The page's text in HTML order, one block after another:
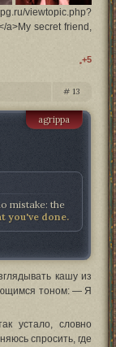
viewtopic.php?
a>My secret friend,
+5
13
agrippa
mistake: the
you've done.
кашу из
тоном: — Я
устало, словно
спросить, где